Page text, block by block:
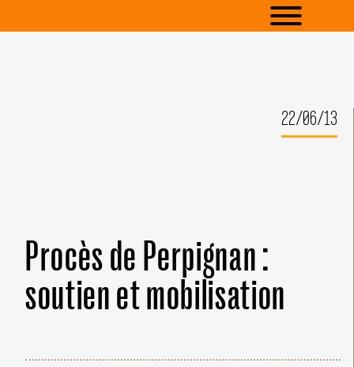
22/06/13
Procès de Perpignan :
soutien et mobilisation